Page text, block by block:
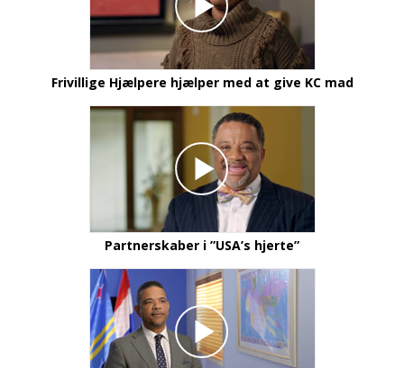
Frivillige Hjælpere hjælper med at give KC mad
Partnerskaber i ”USA’s hjerte”